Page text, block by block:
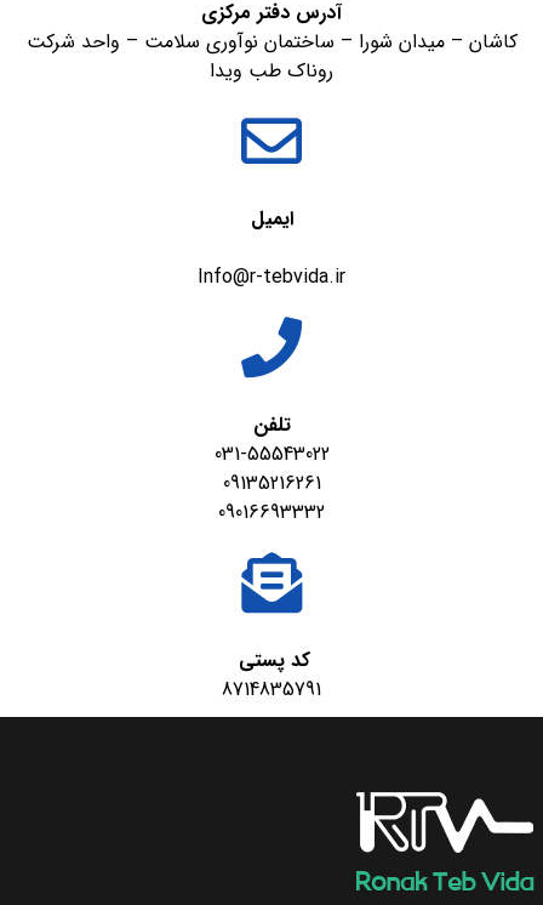
آدرس دفتر مرکزی
کاشان – میدان شورا – ساختمان نوآوری سلامت – واحد شرکت
روناک طب ویدا
ایمیل
Info@r-tebvida.ir
تلفن
031-55543022
09135216261
09016693332
کد پستی
8714835791